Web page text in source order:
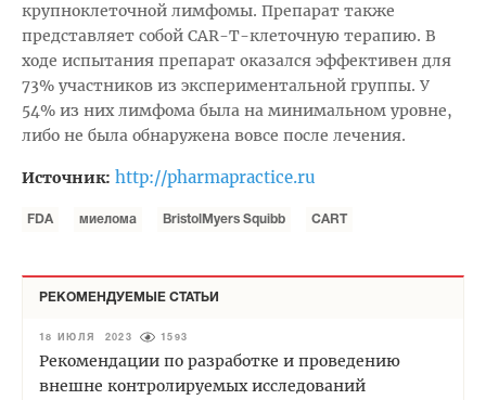
крупноклеточной лимфомы. Препарат также
представляет собой CAR-T-клеточную терапию. В
ходе испытания препарат оказался эффективен для
73% участников из экспериментальной группы. У
54% из них лимфома была на минимальном уровне,
либо не была обнаружена вовсе после лечения.
Источник: http://pharmapractice.ru
FDA миелома BristolMyers Squibb CART
РЕКОМЕНДУЕМЫЕ СТАТЬИ
18 ИЮЛЯ 2023 1593
Рекомендации по разработке и проведению
внешне контролируемых исследований